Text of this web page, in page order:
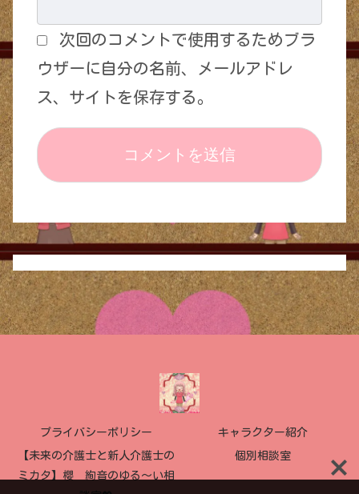
次回のコメントで使用するためブラ
ウザーに自分の名前、メールアドレ
ス、サイトを保存する。
プライバシーポリシー キャラクター紹介
【未来の介護士と新人介護士の
ミカタ】櫻 絢音のゆる〜い相
個別相談室